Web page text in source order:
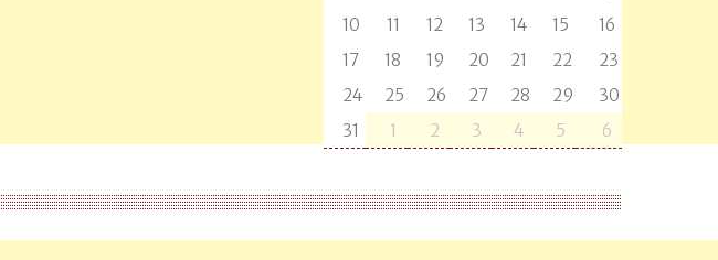
10
11 12 13 14 15
16
17
18 19 20 21 22
23
24
25 26 27 28 29
30
31
1 2 3 4 5 6